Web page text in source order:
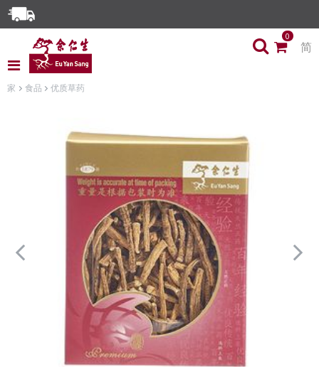
Enjoy Same Day Delivery for Orders before 3pm!*
Limited Time Special: Free Delivery with No Min Spend
0
简
家 食品 优质草药